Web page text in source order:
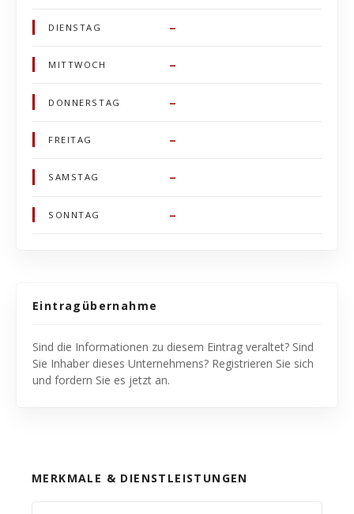
DIENSTAG –
MITTWOCH –
DONNERSTAG –
FREITAG –
SAMSTAG –
SONNTAG –
Eintragübernahme
Sind die Informationen zu diesem Eintrag veraltet? Sind
Sie Inhaber dieses Unternehmens? Registrieren Sie sich
und fordern Sie es jetzt an.
MERKMALE & DIENSTLEISTUNGEN